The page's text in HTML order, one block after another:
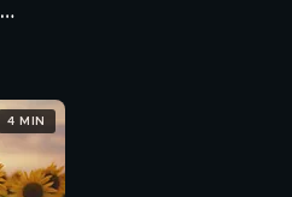
4 MIN